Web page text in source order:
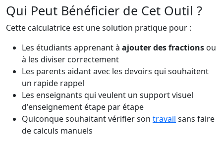
Qui Peut Bénéficier de Cet Outil ?
Cette calculatrice est une solution pratique pour :
Les étudiants apprenant à ajouter des fractions ou
à les diviser correctement
Les parents aidant avec les devoirs qui souhaitent
un rapide rappel
Les enseignants qui veulent un support visuel
d'enseignement étape par étape
Quiconque souhaitant vérifier son travail sans faire
de calculs manuels